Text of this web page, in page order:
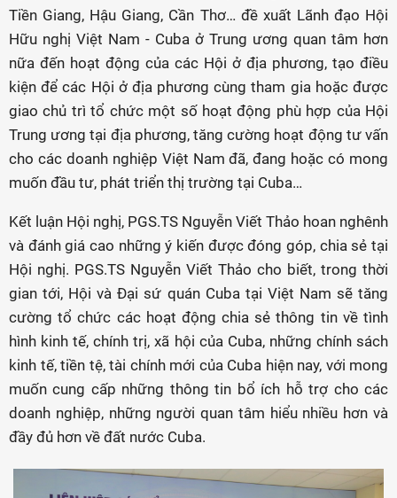
Tiền Giang, Hậu Giang, Cần Thơ… đề xuất Lãnh đạo Hội
Hữu nghị Việt Nam - Cuba ở Trung ương quan tâm hơn
nữa đến hoạt động của các Hội ở địa phương, tạo điều
kiện để các Hội ở địa phương cùng tham gia hoặc được
giao chủ trì tổ chức một số hoạt động phù hợp của Hội
Trung ương tại địa phương, tăng cường hoạt động tư vấn
cho các doanh nghiệp Việt Nam đã, đang hoặc có mong
muốn đầu tư, phát triển thị trường tại Cuba…
Kết luận Hội nghị, PGS.TS Nguyễn Viết Thảo hoan nghênh
và đánh giá cao những ý kiến được đóng góp, chia sẻ tại
Hội nghị. PGS.TS Nguyễn Viết Thảo cho biết, trong thời
gian tới, Hội và Đại sứ quán Cuba tại Việt Nam sẽ tăng
cường tổ chức các hoạt động chia sẻ thông tin về tình
hình kinh tế, chính trị, xã hội của Cuba, những chính sách
kinh tế, tiền tệ, tài chính mới của Cuba hiện nay, với mong
muốn cung cấp những thông tin bổ ích hỗ trợ cho các
doanh nghiệp, những người quan tâm hiểu nhiều hơn và
đầy đủ hơn về đất nước Cuba.